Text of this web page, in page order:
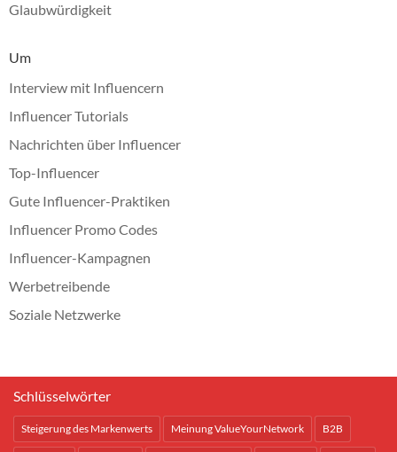
Glaubwürdigkeit
Um
Interview mit Influencern
Influencer Tutorials
Nachrichten über Influencer
Top-Influencer
Gute Influencer-Praktiken
Influencer Promo Codes
Influencer-Kampagnen
Werbetreibende
Soziale Netzwerke
Schlüsselwörter
Steigerung des Markenwerts Meinung ValueYourNetwork B2B